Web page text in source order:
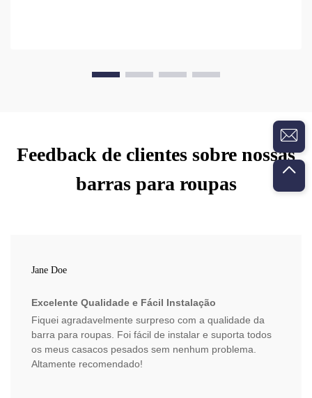
Feedback de clientes sobre nossas
barras para roupas
Jane Doe
Excelente Qualidade e Fácil Instalação
Fiquei agradavelmente surpreso com a qualidade da
barra para roupas. Foi fácil de instalar e suporta todos
os meus casacos pesados sem nenhum problema.
Altamente recomendado!